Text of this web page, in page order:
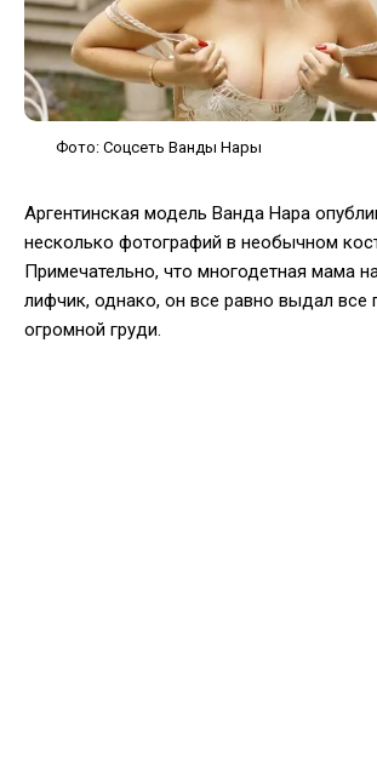
Фото: Соцсеть Ванды Нары
Аргентинская модель Ванда Нара
несколько фотографий в необычном
Примечательно, что многодетная мама
лифчик, однако, он все равно выдал все
огромной груди.